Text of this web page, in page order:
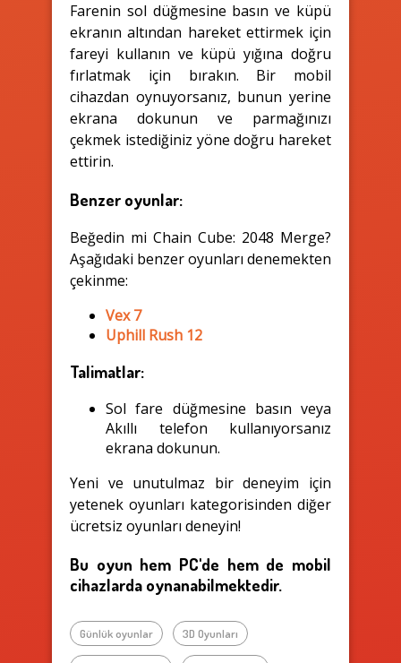
Farenin sol düğmesine basın ve küpü
ekranın altından hareket ettirmek için
fareyi kullanın ve küpü yığına doğru
fırlatmak için bırakın. Bir mobil
cihazdan oynuyorsanız, bunun yerine
ekrana dokunun ve parmağınızı
çekmek istediğiniz yöne doğru hareket
ettirin.
Benzer oyunlar:
Beğedin mi Chain Cube: 2048 Merge?
Aşağıdaki benzer oyunları denemekten
çekinme:
Vex 7
Uphill Rush 12
Talimatlar:
Sol fare düğmesine basın veya
Akıllı telefon kullanıyorsanız
ekrana dokunun.
Yeni ve unutulmaz bir deneyim için
yetenek oyunları kategorisinden diğer
ücretsiz oyunları deneyin!
Bu oyun hem PC'de hem de mobil
cihazlarda oynanabilmektedir.
Günlük oyunlar 3D Oyunları